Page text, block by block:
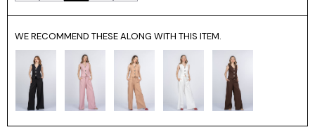
WE RECOMMEND THESE ALONG WITH THIS ITEM.